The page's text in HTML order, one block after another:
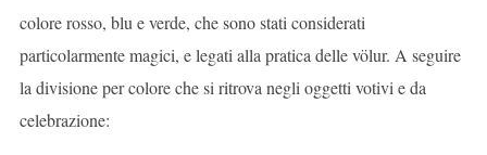
colore rosso, blu e verde, che sono stati considerati
particolarmente magici, e legati alla pratica delle völur. A seguire
la divisione per colore che si ritrova negli oggetti votivi e da
celebrazione: